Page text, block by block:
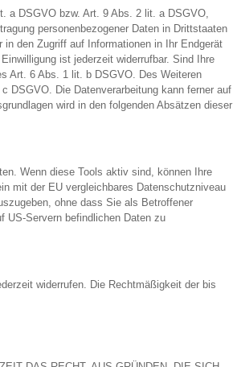
a DSGVO bzw. Art. 9 Abs. 2 lit. a DSGVO,
personenbezogener Daten in Drittstaaten
den Zugriff auf Informationen in Ihr Endgerät
ist jederzeit widerrufbar. Sind Ihre
Art. 6 Abs. 1 lit. b DSGVO. Des Weiteren
DSGVO. Die Datenverarbeitung kann ferner auf
wird in den folgenden Absätzen dieser
Wenn diese Tools aktiv sind, können Ihre
mit der EU vergleichbares Datenschutzniveau
ohne dass Sie als Betroffener
US-Servern befindlichen Daten zu
widerrufen. Die Rechtmäßigkeit der bis